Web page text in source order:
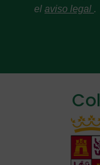
el aviso legal .